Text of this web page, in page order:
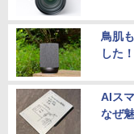
鳥肌
した！
AIス
なぜ